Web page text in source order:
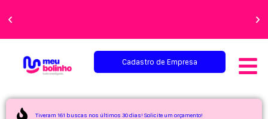
perfeita!
Cadastro de Empresa
Tiveram 161 buscas nos últimos 30 dias! Solicite um orçamento!